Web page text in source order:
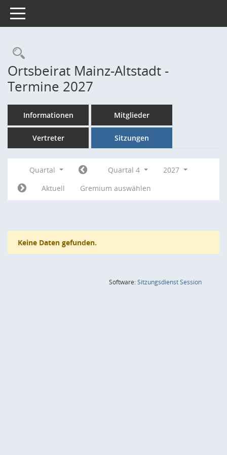
Toggle navigation
Rechercheauswahl
Ortsbeirat Mainz-Altstadt -
Termine 2027
Informationen Mitglieder
Vertreter Sitzungen
Quartal Quartal 4
2027
Aktuell
Gremium auswählen
Keine Daten gefunden.
Software:SitzungsdienstSession(Wird in